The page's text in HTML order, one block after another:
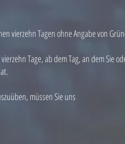
vierzehn Tagen ohne Angabe von
Tage, ab dem Tag, an dem Sie
müssen Sie uns